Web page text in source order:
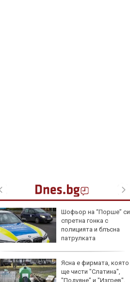
Шофьор на “Порше” си
спретна гонка с
полицията и блъсна
патрулката
Ясна е фирмата, която
ще чисти "Слатина",
"Подуяне" и "Изгрев",